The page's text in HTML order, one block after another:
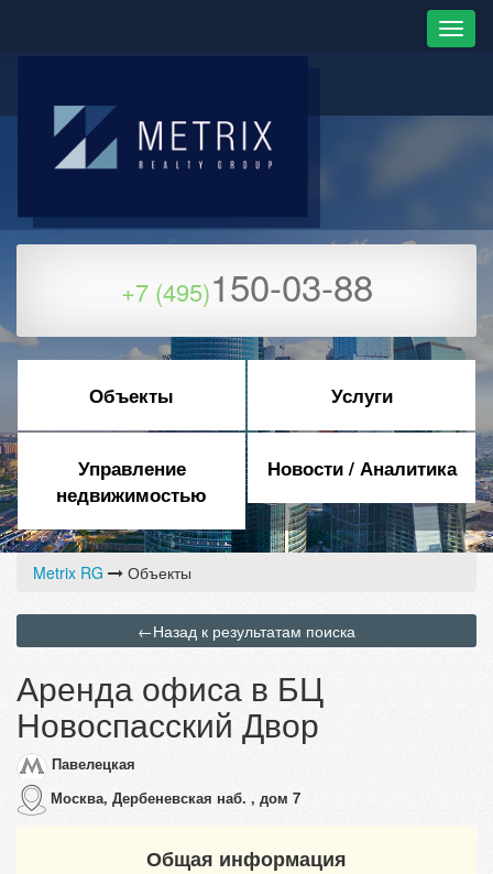
+7 (495)150-03-88
Объекты Услуги
Управление
недвижимостью
Новости / Аналитика
Metrix RG Объекты
←Назад к результатам поиска
Аренда офиса в БЦ
Новоспасский Двор
Павелецкая
Москва, Дербеневская наб. , дом 7
Общая информация